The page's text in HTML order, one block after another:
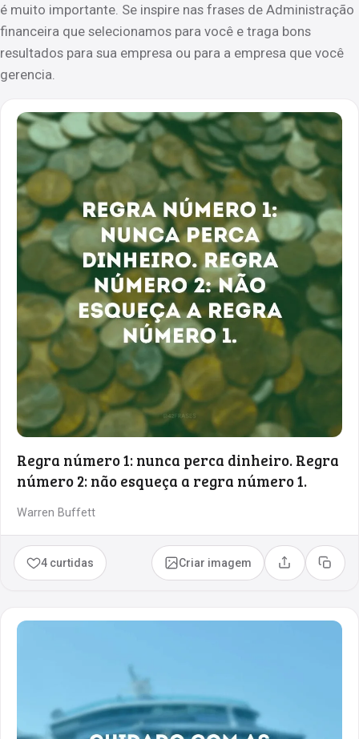
é muito importante. Se inspire nas frases de Administração
financeira que selecionamos para você e traga bons
resultados para sua empresa ou para a empresa que você
gerencia.
Regra número 1: nunca perca dinheiro. Regra
número 2: não esqueça a regra número 1.
Warren Buffett
4 curtidas Criar imagem Compartilhar
Copiar